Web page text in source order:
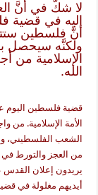
لا شكَّ في أنَّ
إليه في
أنَّ فلسطين
ولكنَّه سيحصل
الإسلامية من
الله.
قضية فلسطين اليوم
الأمة الإسلامية. من
الشعب الفلسطيني،
من العجز والتورط في
يريدون إعلان
أيديهم مغلولة في